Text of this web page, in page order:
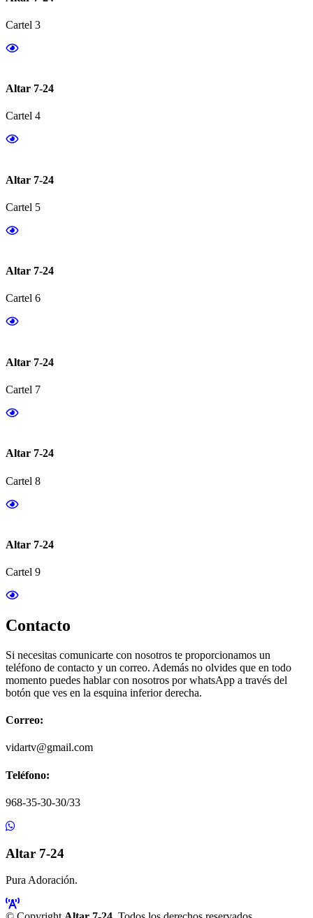
Cartel 3
Altar 7-24
Cartel 4
Altar 7-24
Cartel 5
Altar 7-24
Cartel 6
Altar 7-24
Cartel 7
Altar 7-24
Cartel 8
Altar 7-24
Cartel 9
Contacto
Si necesitas comunicarte con nosotros te proporcionamos un
teléfono de contacto y un correo. Además no olvides que en todo
momento puedes hablar con nosotros por whatsApp a través del
botón que ves en la esquina inferior derecha.
Correo:
vidartv@gmail.com
Teléfono:
968-35-30-30/33
Altar 7-24
Pura Adoración.